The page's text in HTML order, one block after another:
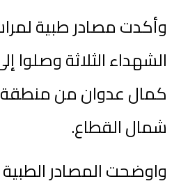
وأكدت مصادر طبية
الشهداء الثلاثة
كمال عدوان من منطقة
شمال القطاع.
واوضحت المصادر